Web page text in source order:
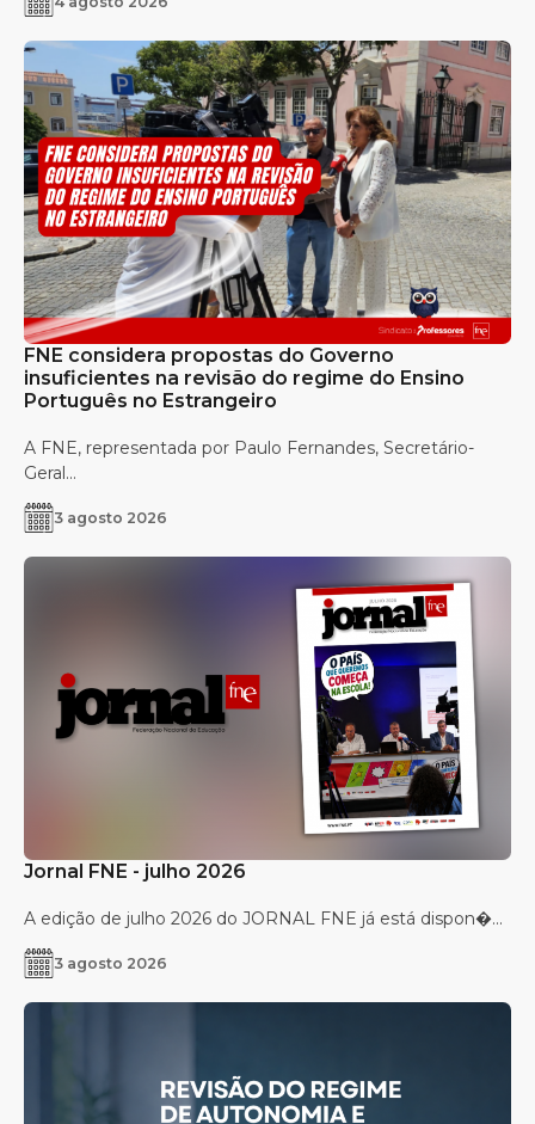
FNE considera propostas do Governo
insuficientes na revisão do regime do Ensino
Português no Estrangeiro
A FNE, representada por Paulo Fernandes, Secretário-
Geral...
3 agosto 2026
Jornal FNE - julho 2026
A edição de julho 2026 do JORNAL FNE já está dispon�...
3 agosto 2026